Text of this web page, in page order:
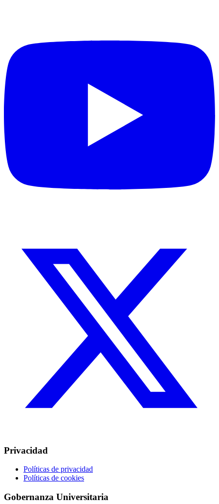
Privacidad
Políticas de privacidad
Políticas de cookies
Gobernanza Universitaria